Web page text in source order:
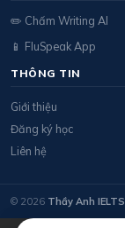
✏️ Chấm Writing AI
📱 FluSpeak App
THÔNG TIN
Giới thiệu
Đăng ký học
Liên hệ
© 2026 Thầy Anh IELTS